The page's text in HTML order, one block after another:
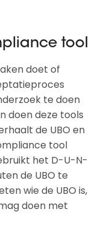
tool
doet of
te doen
doen deze tools
de UBO en
tool
het D-U-N-
de UBO te
wie de UBO is,
doen met